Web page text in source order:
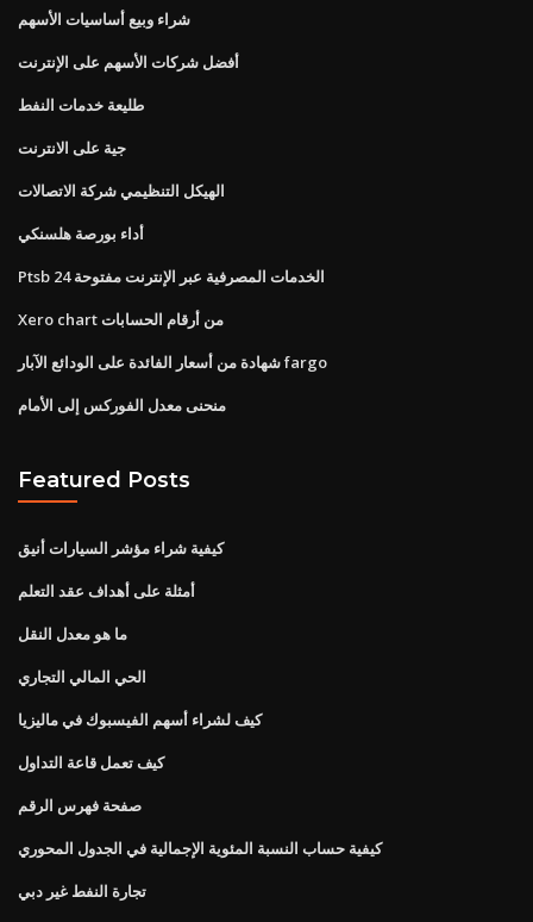
شراء وبيع أساسيات الأسهم
أفضل شركات الأسهم على الإنترنت
طليعة خدمات النفط
جية على الانترنت
الهيكل التنظيمي شركة الاتصالات
أداء بورصة هلسنكي
Ptsb الخدمات المصرفية عبر الإنترنت مفتوحة 24
Xero chart من أرقام الحسابات
شهادة من أسعار الفائدة على الودائع الآبار fargo
منحنى معدل الفوركس إلى الأمام
Featured Posts
كيفية شراء مؤشر السيارات أنيق
أمثلة على أهداف عقد التعلم
ما هو معدل النقل
الحي المالي التجاري
كيف لشراء أسهم الفيسبوك في ماليزيا
كيف تعمل قاعة التداول
صفحة فهرس الرقم
كيفية حساب النسبة المئوية الإجمالية في الجدول المحوري
تجارة النفط غير دبي